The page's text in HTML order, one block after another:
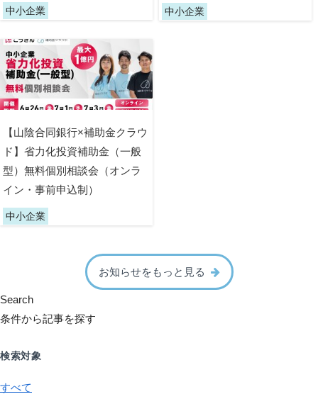
中小企業 中小企業
【山陰合同銀行×補助金クラウ
ド】省力化投資補助金（一般
型）無料個別相談会（オンラ
イン・事前申込制）
中小企業
お知らせをもっと見る
Search
条件から記事を探す
検索対象
すべて